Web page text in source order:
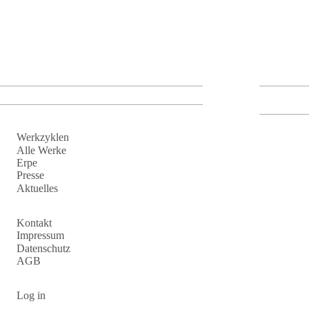
Off Canvas Menu
Werkzyklen
Alle Werke
Erpe
Presse
Aktuelles
Off Canvas Menu 2
Kontakt
Impressum
Datenschutz
AGB
User account menu
Log in